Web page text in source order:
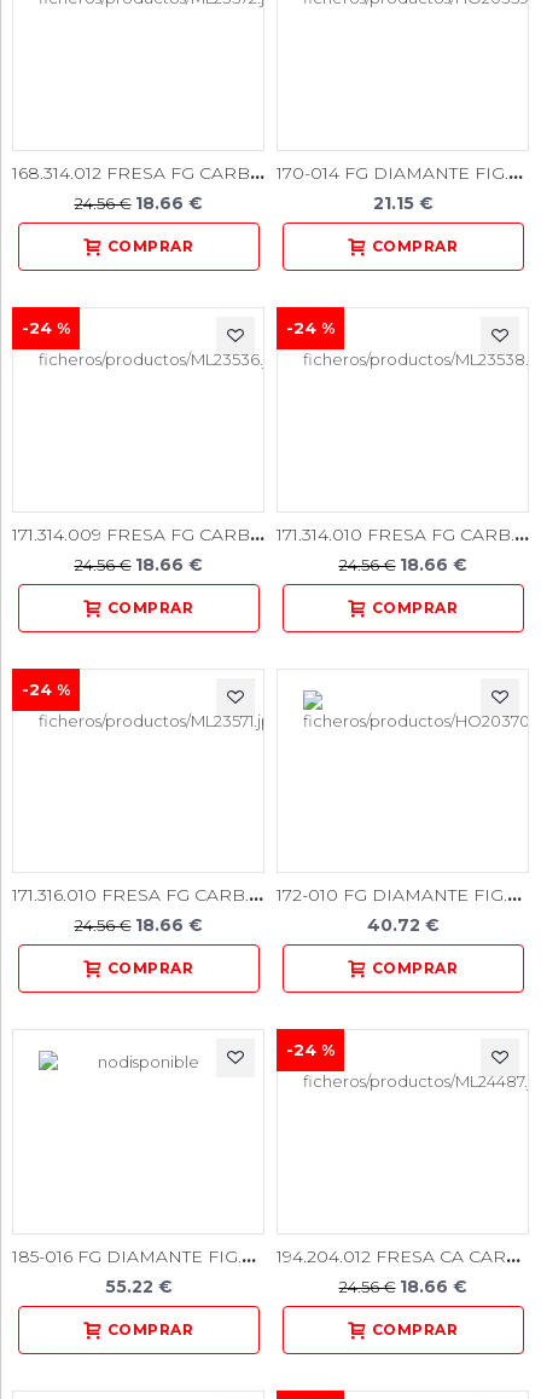
168.314.012 FRESA FG CARB. TUNGST. N 701 5u.
24.56 € 18.66 €
170-014 FG DIAMANTE FIG.845 5u
21.15 €
171.314.009 FRESA FG CARB. TUNGST. N 169L 5u.
24.56 € 18.66 €
-24 %
171.314.010 FRESA FG CARB. TUNGST. N 170L 5u.
24.56 € 18.66 €
-24 %
171.316.010 FRESA FG CARB. TUNGST. N 700L 5u.
24.56 € 18.66 €
-24 %
172-010 FG DIAMANTE FIG.847 5u
40.72 €
185-016 FG DIAMANTE FIG.847S 5u.
55.22 €
194.204.012 FRESA CA CARB. TUNGST. N 1171 5u.
24.56 € 18.66 €
-24 %